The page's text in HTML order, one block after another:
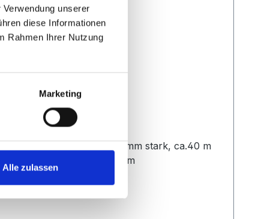
unserer
diese Informationen
Rahmen Ihrer Nutzung
Marketing
Alle zulassen
mit Stahlseil, ca. 4 mm stark, ca.40 m
befestigt. Größe 40 x 3 m